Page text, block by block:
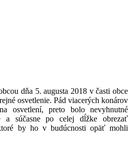
dňa 5. augusta 2018 v časti obce
osvetlenie. Pád viacerých konárov
osvetlení, preto bolo nevyhnutné
a súčasne po celej dĺžke obrezať
by ho v budúcnosti opäť mohli